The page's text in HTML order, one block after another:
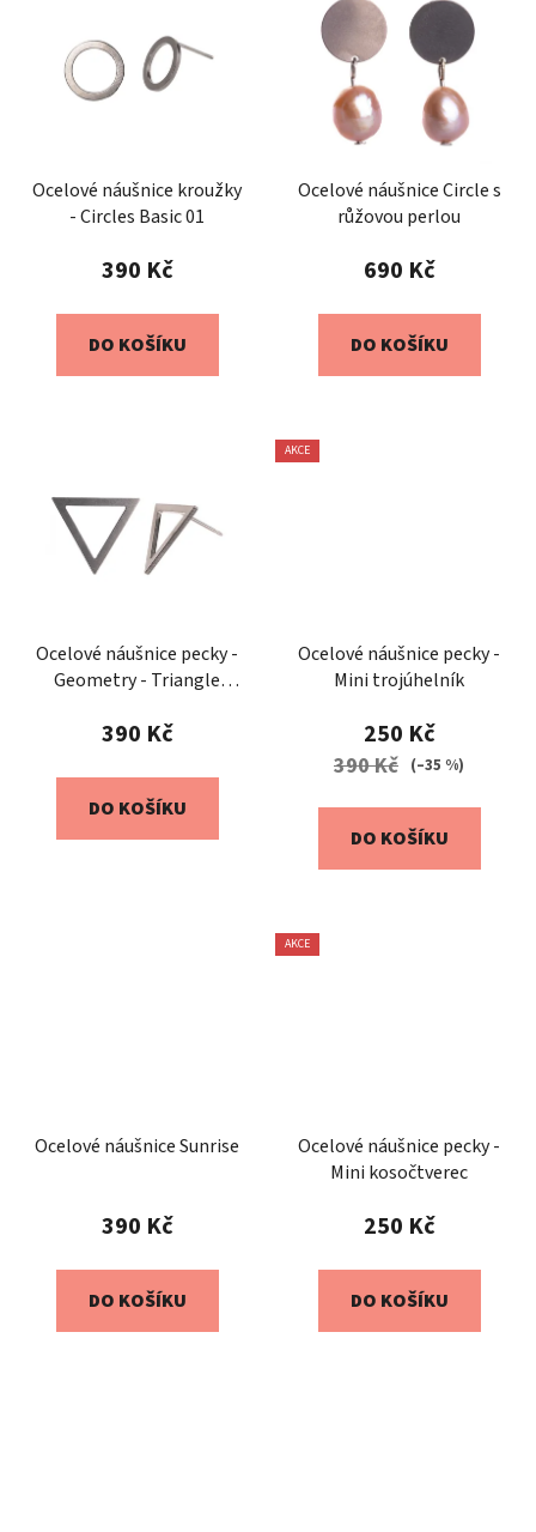
Ocelové náušnice kroužky
- Circles Basic 01
390 Kč
DO KOŠÍKU
Ocelové náušnice Circle s
růžovou perlou
690 Kč
DO KOŠÍKU
Ocelové náušnice pecky -
Geometry - Triangle
390 Kč
DO KOŠÍKU
AKCE
Ocelové náušnice pecky -
Mini trojúhelník
250 Kč
390 Kč (–35 %)
DO KOŠÍKU
Ocelové náušnice Sunrise
390 Kč
DO KOŠÍKU
AKCE
Ocelové náušnice pecky -
Mini kosočtverec
250 Kč
DO KOŠÍKU